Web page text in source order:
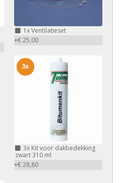
1xVentilatieset
+€ 25,00
3xKit voor dakbedekking
zwart 310 ml
+€ 28,80
3x